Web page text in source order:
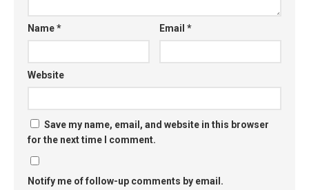
Name* Email*
Website
Save my name, email, and website in this browser
for the next time I comment.
Notify me of follow-up comments by email.